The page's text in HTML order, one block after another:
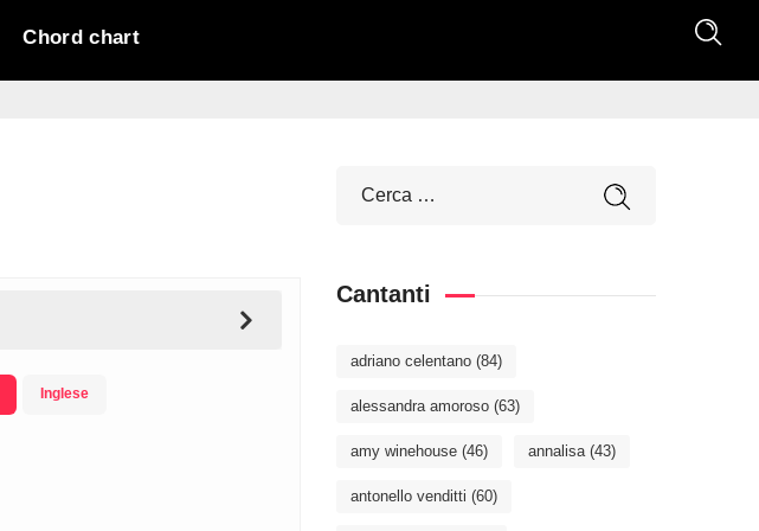
Chord chart
Inglese
Cantanti
adriano celentano (84)
alessandra amoroso (63)
amy winehouse (46) annalisa(43)
antonello venditti (60)